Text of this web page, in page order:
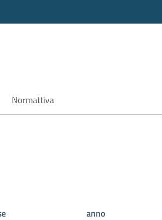
di ricerca
Normattiva
anno